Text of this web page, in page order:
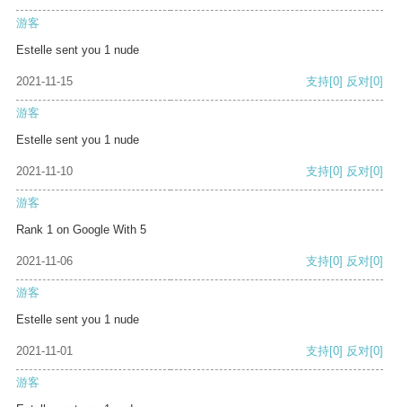
游客
Estelle sent you 1 nude
2021-11-15 支持[0] 反对[0]
游客
Estelle sent you 1 nude
2021-11-10 支持[0] 反对[0]
游客
Rank 1 on Google With 5
2021-11-06 支持[0] 反对[0]
游客
Estelle sent you 1 nude
2021-11-01 支持[0] 反对[0]
游客